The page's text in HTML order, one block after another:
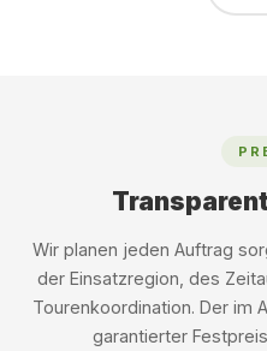
Wir planen jeden Auftrag
der Einsatzregion, des
Tourenkoordination. Der im
garantierter